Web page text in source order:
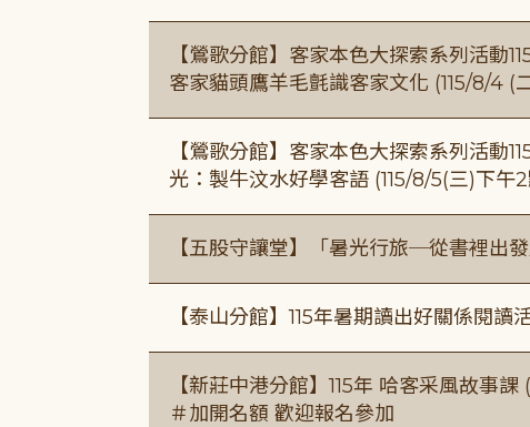
【鶯歌分館】客家本色大探索系列活動
客家貓頭鷹羊毛氈識客家文化 (115/8/4 (
【鶯歌分館】客家本色大探索系列活動
光：製牛汶水好學客語 (115/8/5(三)下午
【五股守讓堂】「暑光行旅─從書裡出
【泰山分館】115年暑期讀出好關係閱讀
【新莊中港分館】115年 哈客采風故事
＃加開名額 歡迎報名參加